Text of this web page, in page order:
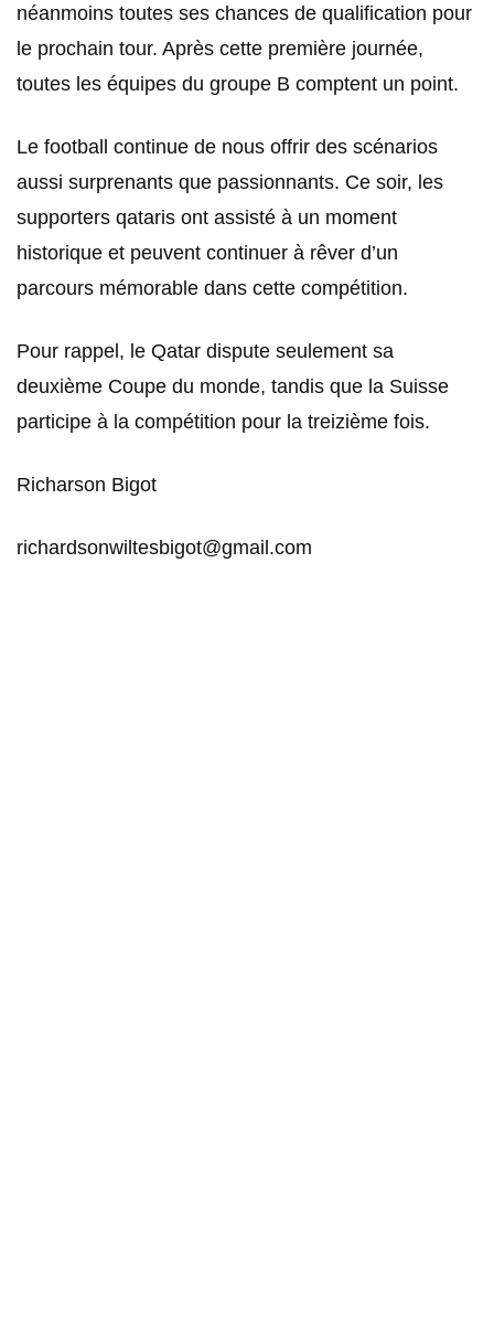
néanmoins toutes ses chances de qualification pour
le prochain tour. Après cette première journée,
toutes les équipes du groupe B comptent un point.
Le football continue de nous offrir des scénarios
aussi surprenants que passionnants. Ce soir, les
supporters qataris ont assisté à un moment
historique et peuvent continuer à rêver d’un
parcours mémorable dans cette compétition.
Pour rappel, le Qatar dispute seulement sa
deuxième Coupe du monde, tandis que la Suisse
participe à la compétition pour la treizième fois.
Richarson Bigot
richardsonwiltesbigot@gmail.com